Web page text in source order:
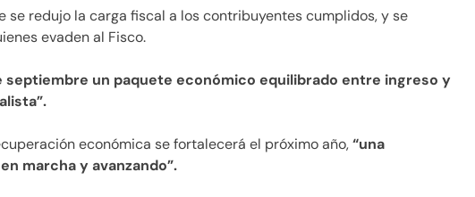
se redujo la carga fiscal a los contribuyentes cumplidos, y se
evaden al Fisco.
septiembre un paquete económico equilibrado entre ingreso y
económica se fortalecerá el próximo año,“una
marcha y avanzando”.